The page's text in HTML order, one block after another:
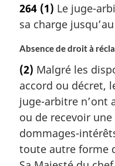
264 (1) Le juge-
sa charge jusqu’au
Absence de droit à
(2) Malgré les
accord ou décret,
juge-arbitre n’ont
ou de recevoir
dommages-
toute autre forme